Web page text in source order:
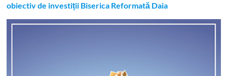
obiectiv de investiții Biserica Reformată Daia